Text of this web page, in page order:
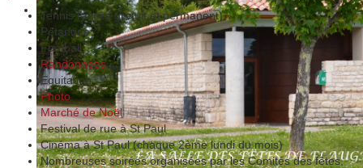
Tennis (accès gratuit et permanent)
Pétanque
Football
Randonnées
Equitation
Photo
Marché de Noël
Festival de rue à St Paul
Cinéma à St Paul (chaque 2ème lundi du mois)
Nombreuses soirées organisées par les Comités des fêtes,